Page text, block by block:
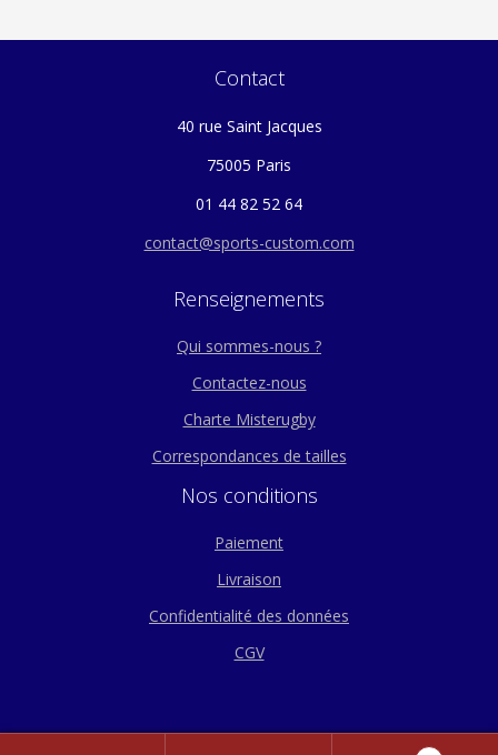
Contact
40 rue Saint Jacques
75005 Paris
01 44 82 52 64
contact@sports-custom.com
Renseignements
Qui sommes-nous ?
Contactez-nous
Charte Misterugby
Correspondances de tailles
Nos conditions
Paiement
Livraison
Confidentialité des données
CGV